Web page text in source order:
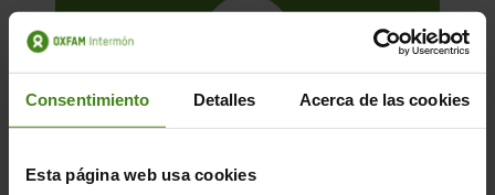
Consentimiento Detalles Acerca de las cookies
Esta página web usa cookies